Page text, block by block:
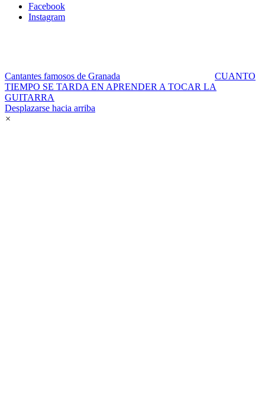
Facebook
Instagram
Cantantes famosos de Granada
CUANTO
TIEMPO SE TARDA EN APRENDER A TOCAR LA
GUITARRA
Desplazarse hacia arriba
×